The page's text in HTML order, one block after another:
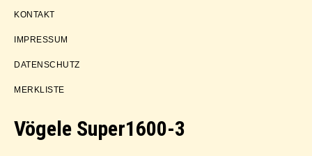
KONTAKT
IMPRESSUM
DATENSCHUTZ
MERKLISTE
Vögele Super1600-3